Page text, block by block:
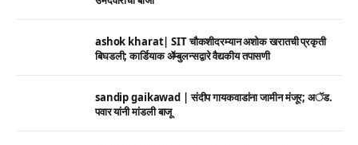
ashok kharat| SIT चौकशीदरम्यान अशोक खरातची प्रकृती
बिघडली; कार्डियाक ॲम्बुलन्सद्वारे वैद्यकीय तपासणी
sandip gaikawad | संदीप गायकवाडांना जामीन मंजूर; अॅड.
पवार यांनी मांडली बाजू